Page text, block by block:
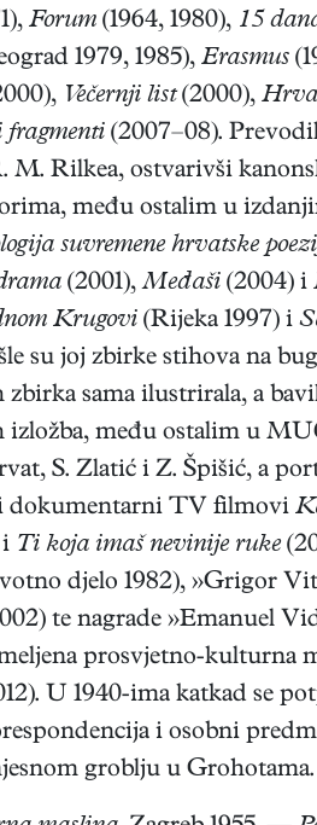
Forum (1964, 1980), 15
1979, 1985), Erasmus
Večernji list(2000),
fragmenti (2007–08).
M. Rilkea, ostvarivši
među ostalim u
suvremene hrvatske
(2001),Međaši (2004) i
Krugovi (Rijeka 1997) i
su joj zbirke stihova na
sama ilustrirala, a
među ostalim u
S. Zlatić i Z. Špišić, a
dokumentarni TV filmovi
i Ti koja imaš nevinije ruke
djelo 1982), »Grigor
te nagrade »Emanuel
prosvjetno-kulturna
U 1940-ima katkad se
i osobni
groblju u Grohotama.